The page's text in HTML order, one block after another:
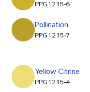
PPG1215-6
Pollination
PPG1215-7
Yellow Citrine
PPG1215-4